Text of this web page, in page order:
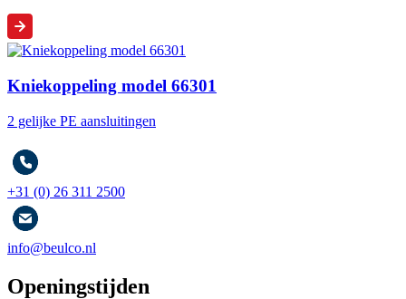
Kniekoppeling model 66301
2 gelijke PE aansluitingen
+31 (0) 26 311 2500
info@beulco.nl
Openingstijden